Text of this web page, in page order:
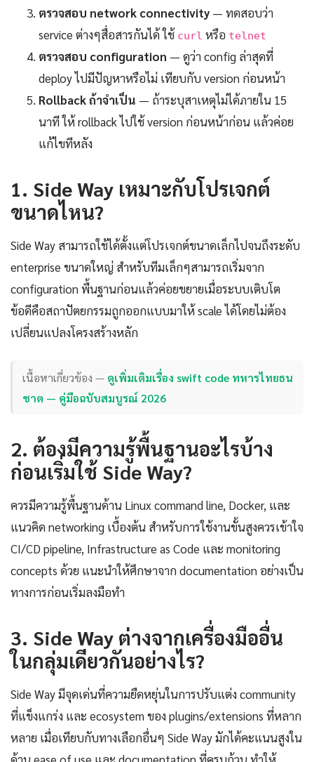
ตรวจสอบ network connectivity — ทดสอบว่า
service ต่างๆสื่อสารกันได้ ใช้ curl หรือ telnet
ตรวจสอบ configuration — ดูว่า config ล่าสุดที่
deploy ไปมีปัญหาหรือไม่ เทียบกับ version ก่อนหน้า
Rollback ถ้าจำเป็น — ถ้าระบุสาเหตุไม่ได้ภายใน 15
นาที ให้ rollback ไปใช้ version ก่อนหน้าก่อน แล้วค่อย
แก้ไขทีหลัง
1. Side Way เหมาะกับโปรเจกต์
ขนาดไหน?
Side Way สามารถใช้ได้ตั้งแต่โปรเจกต์ขนาดเล็กไปจนถึงระดับ
enterprise ขนาดใหญ่ สำหรับทีมเล็กๆสามารถเริ่มจาก
configuration พื้นฐานก่อนแล้วค่อยขยายเมื่อระบบเติบโต
ข้อดีคือสถาปัตยกรรมถูกออกแบบมาให้ scale ได้โดยไม่ต้อง
เปลี่ยนแปลงโครงสร้างหลัก
เนื้อหาเกี่ยวข้อง — ดูเพิ่มเติมเรื่อง swift code ทหารไทยธน
ชาต — คู่มือฉบับสมบูรณ์ 2026
2. ต้องมีความรู้พื้นฐานอะไรบ้าง
ก่อนเริ่มใช้ Side Way?
ควรมีความรู้พื้นฐานด้าน Linux command line, Docker, และ
แนวคิด networking เบื้องต้น สำหรับการใช้งานขั้นสูงควรเข้าใจ
CI/CD pipeline, Infrastructure as Code และ monitoring
concepts ด้วย แนะนำให้ศึกษาจาก documentation อย่างเป็น
ทางการก่อนเริ่มลงมือทำ
3. Side Way ต่างจากเครื่องมืออื่น
ในกลุ่มเดียวกันอย่างไร?
Side Way มีจุดเด่นที่ความยืดหยุ่นในการปรับแต่ง community
ที่แข็งแกร่ง และ ecosystem ของ plugins/extensions ที่หลาก
หลาย เมื่อเทียบกับทางเลือกอื่นๆ Side Way มักได้คะแนนสูงใน